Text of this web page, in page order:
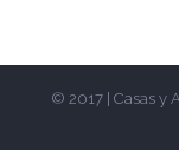
© 2017 | Casas y